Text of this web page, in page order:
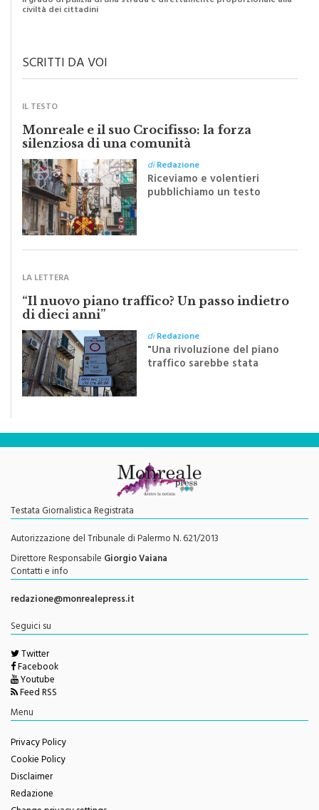
Monreale e il suo Crocifisso: la forza
silenziosa di una comunità
diRedazione
Riceviamo e volentieri
pubblichiamo un testo
inviato dalla scrittrice
monrealese Mariella
“Il nuovo piano traffico? Un passo indietro
di dieci anni”
"Una rivoluzione del piano
traffico sarebbe stata
efficace se preceduta da
una rivoluzione culturale"
Testata Giornalistica Registrata
Autorizzazione del Tribunale di Palermo N. 621/2013
Direttore ResponsabileGiorgio Vaiana
Contatti e info
redazione@monrealepress.it
Twitter
Facebook
Youtube
Feed RSS
Menu
Privacy Policy
Cookie Policy
Disclaimer
Redazione
Change privacy settings